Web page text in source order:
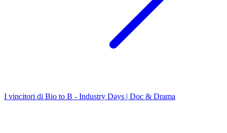
I vincitori di Bio to B - Industry Days | Doc & Drama